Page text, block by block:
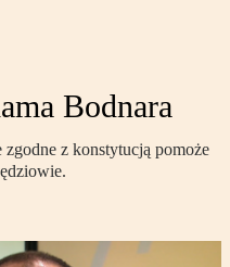
Bodnara
z konstytucją pomoże